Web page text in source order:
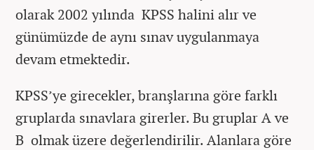
olarak 2002 yılında KPSS halini alır ve
günümüzde de aynı sınav uygulanmaya
devam etmektedir.
KPSS’ye girecekler, branşlarına göre farklı
gruplarda sınavlara girerler. Bu gruplar A ve
B olmak üzere değerlendirilir. Alanlara göre